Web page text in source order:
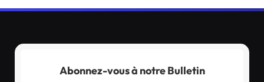
Abonnez-vous à notre Bulletin